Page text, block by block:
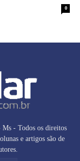
0
- Todos os direitos
e artigos são de